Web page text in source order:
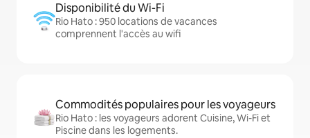
Disponibilité du Wi-Fi
Rio Hato : 950 locations de vacances
comprennent l'accès au wifi
Commodités populaires pour les voyageurs
Rio Hato : les voyageurs adorent Cuisine, Wi-Fi et
Piscine dans les logements.